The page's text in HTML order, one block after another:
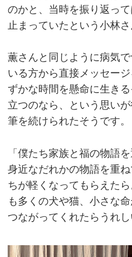
のかと、当時を振り返っ
止まっていたという小林さ
薫さんと同じように病気
いる方から直接メッセー
ずかな時間を懸命に生き
立つのなら、という思い
筆を続けられたそうです。
「僕たち家族と福の物語
身近なだれかの物語を重
ちが軽くなってもらえた
も多くの犬や猫、小さな
つながってくれたらうれし